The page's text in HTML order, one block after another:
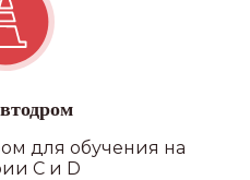
для обучения на
C и D